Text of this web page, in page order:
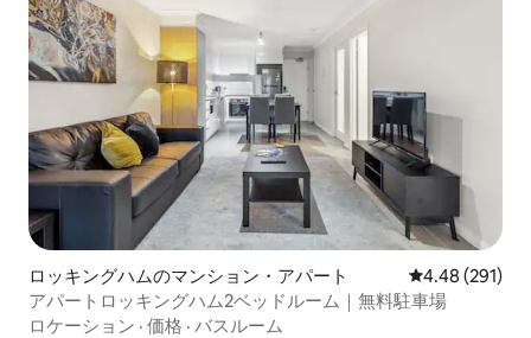
ロッキングハムのマンション・アパート レビュー291
4.48 (291)
アパートロッキングハム2ベッドルーム｜無料駐車場
ロケーション · 価格 · バスルーム